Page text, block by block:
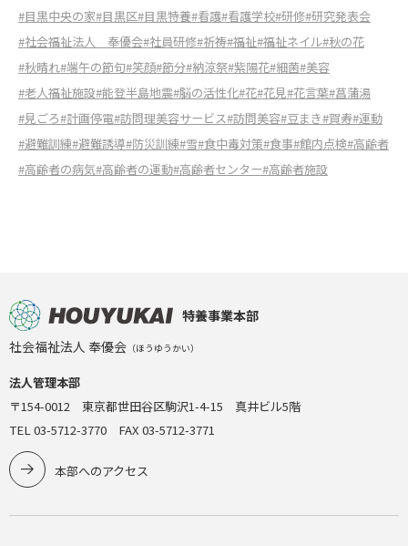
#目黒中央の家#目黒区#目黒特養#看護#看護学校#研修#研究発表会
#社会福祉法人 奉優会#社員研修#祈祷#福祉#福祉ネイル#秋の花
#秋晴れ#端午の節句#笑顔#節分#納涼祭#紫陽花#細菌#美容
#老人福祉施設#能登半島地震#脳の活性化#花#花見#花言葉#菖蒲湯
#見ごろ#計画停電#訪問理美容サービス#訪問美容#豆まき#賀寿#運動
#避難訓練#避難誘導#防災訓練#雪#食中毒対策#食事#館内点検#高齢者
#高齢者の病気#高齢者の運動#高齢者センター#高齢者施設
特養事業本部
社会福祉法人 奉優会 （ほうゆうかい）
法人管理本部
〒154-0012 東京都世田谷区駒沢1-4-15 真井ビル5階
TEL 03-5712-3770 FAX 03-5712-3771
本部へのアクセス